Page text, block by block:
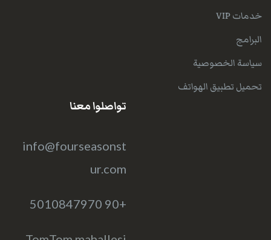
خدمات VIP
البرامج
سياسة الخصوصية
تحميل تطبيق الهواتف
تواصلوا معنا
info@fourseasonst
ur.com
+90 5010847970